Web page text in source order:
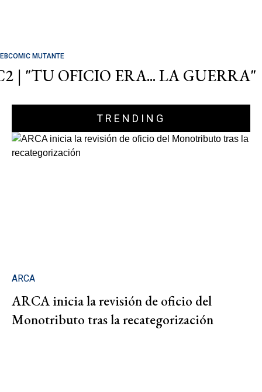
MUTANTE
| "TU OFICIO ERA... LA GUERRA"
TRENDING
ARCA
ARCA inicia la revisión de oficio del
Monotributo tras la recategorización